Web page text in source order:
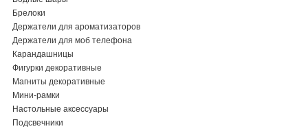
Брелоки
Держатели для ароматизаторов
Держатели для моб телефона
Карандашницы
Фигурки декоративные
Магниты декоративные
Мини-рамки
Настольные аксессуары
Подсвечники